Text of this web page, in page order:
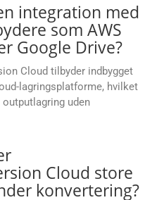
integration med
som AWS
Google Drive?
Cloud tilbyder indbygget
lagringsplatforme, hvilket
uden
Cloud store
konvertering?